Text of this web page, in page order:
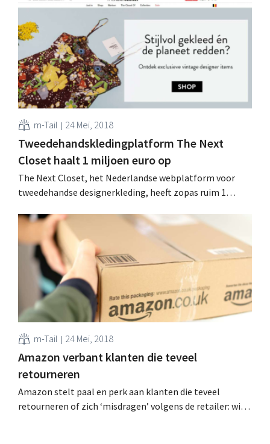
strijd tegen Amazon Go. Winkelkar automatisch
scannen Kassaloze winkels zijn de nieuwe hype in
retailland, zeker in supermarkten en buurtwinkels:
behalve de volledig kassaloze...
m-Tail 24 Mei, 2018
Tweedehandskledingplatform The Next
Closet haalt 1 miljoen euro op
The Next Closet, het Nederlandse webplatform voor
tweedehandse designerkleding, heeft zopas ruim 1
onder meer de vandaag gelanceerde Belgische website
moet financieren. Modelandschap verduurzamen Het
tweedehandskledingplatform richt zich specifiek tot al
wie high-end designerkleding wil kopen en verkopen.
Sinds de oprichting in 2013...
m-Tail 24 Mei, 2018
Amazon verbant klanten die teveel
retourneren
Amazon stelt paal en perk aan klanten die teveel
retourneren of zich ‘misdragen’ volgens de retailer: wie